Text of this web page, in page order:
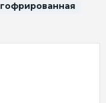
гофрированная